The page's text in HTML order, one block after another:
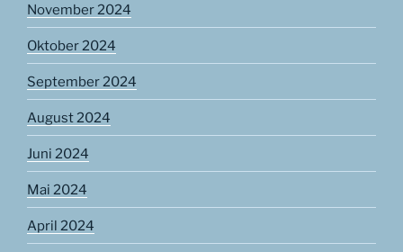
November 2024
Oktober 2024
September 2024
August 2024
Juni 2024
Mai 2024
April 2024